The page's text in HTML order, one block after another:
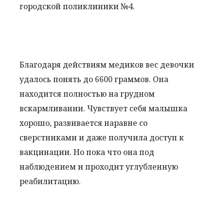
городской поликлиники №4.
Благодаря действиям медиков вес девочки
удалось понять до 6600 граммов. Она
находится полностью на грудном
вскармливании. Чувствует себя малышка
хорошо, развивается наравне со
сверстниками и даже получила доступ к
вакцинации. Но пока что она под
наблюдением и проходит углубленную
реабилитацию.